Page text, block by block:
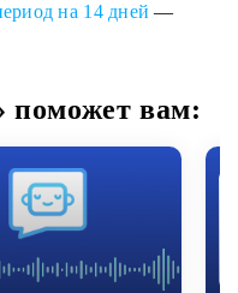
на 14 дней —
поможет вам: